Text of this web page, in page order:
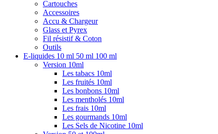
Cartouches
Accessoires
Accu & Chargeur
Glass et Pyrex
Fil résistif & Coton
Outils
E-liquides 10 ml 50 ml 100 ml
Version 10ml
Les tabacs 10ml
Les fruités 10ml
Les bonbons 10ml
Les mentholés 10ml
Les frais 10ml
Les gourmands 10ml
Les Sels de Nicotine 10ml